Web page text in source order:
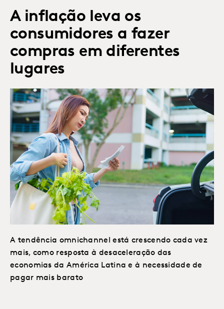
A inflação leva os
consumidores a fazer
compras em diferentes
lugares
A tendência omnichannel está crescendo cada vez
mais, como resposta à desaceleração das
economias da América Latina e à necessidade de
pagar mais barato